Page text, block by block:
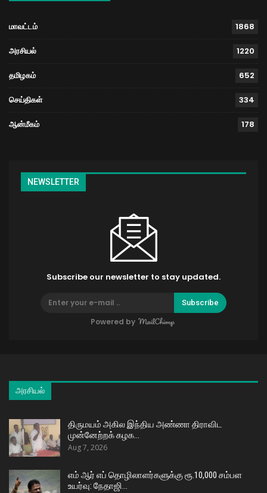
மாவட்டம் 1868
அரசியல் 1220
தமிழகம் 652
செய்திகள் 334
ஆன்மீகம் 178
NEWSLETTER
Subscribe our newsletter to stay updated.
Subscribe
Powered by
அரசியல்
திருமயம் அகில இந்திய அண்ணா திராவிட
முன்னேற்றக் கழக…
Aug 7, 2026
எம் ஆர் எப் தொழிலாளர்களுக்கு ரூ.10,000 சம்பள
உயர்வு: நேதாஜி…